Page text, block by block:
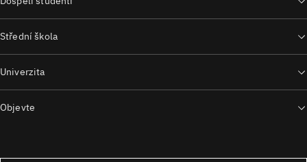
Střední škola
Univerzita
Objevte